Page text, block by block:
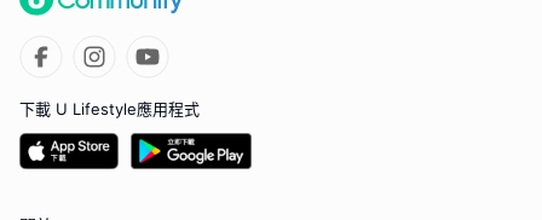
下載 U Lifestyle應用程式